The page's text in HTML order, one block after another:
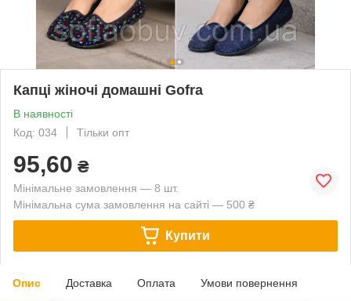
Капці жіночі домашні Gofra
В наявності
Код: 034
Тільки опт
95,60 ₴
Мінімальне замовлення — 8 шт.
Мінімальна сума замовлення на сайті — 500 ₴
Купити
Опис Доставка Оплата Умови повернення